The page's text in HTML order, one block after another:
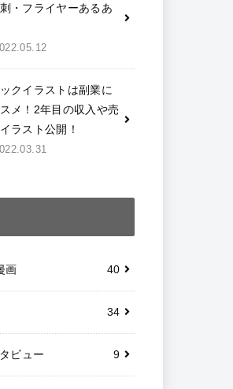
刺・フライヤーあるあ
クイラストは副業に
メ！2年目の収入や売
ラスト公開！
画 40
34
ビュー 9